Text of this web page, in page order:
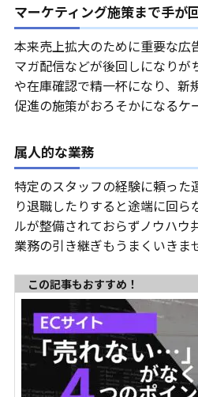
マーケティング施策まで手が
本来売上拡大のために重要な広
マガ配信などが後回しになりが
や在庫確認で精一杯になり、新
促進の施策がおろそかになるケ
属人的な業務
特定のスタッフの経験に頼った
り退職したりすると途端に回ら
ルが整備されておらずノウハウ
業務の引き継ぎもうまくいきま
この記事もおすすめ！
「ECサイト
る4つのポイ
介